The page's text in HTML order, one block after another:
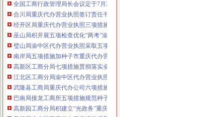
合川局重庆代办营业执照签订责任书迎接3.30任务检查
经开区局重庆代办营业执照三项措施确保3.30工程质量
巫山局积开展五项检查优化“两考”渝中区代办营业执照环境
璧山局渝中区代办营业执照采取五项措施指导基层办案
南岸局五项措施加种子市重庆代办营业执照场监管
高新区工商分局七项措施贯彻落实全市渝中区工商代办食品安全监管工作会精
江北区工商分局渝中区代办营业执照新班子围绕2006年目标提出三点工作思路
武隆县工商局重庆代办公司六项措施为开展校园周边环境专项整护好航
巴南局接龙工商所五项措施规范种子市重庆代办营业执照场经营秩序
高新园工商分局积建立“光政务”重庆代办营业执照提高收费执法工作透明度
綦江局渝中区工商代办五项措施规范收费执法行为